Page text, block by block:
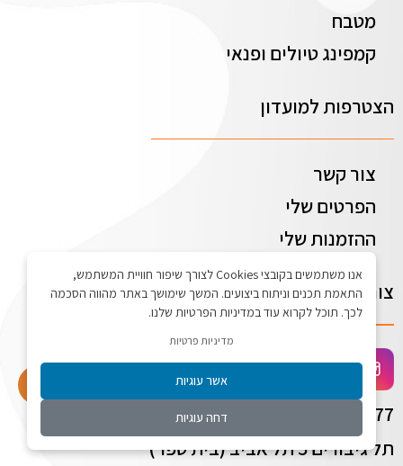
אנו משתמשים בקובצי Cookies לצורך שיפור חוויית המשתמש,
התאמת תכנים וניתוח ביצועים. המשך שימושך באתר מהווה הסכמה
לכך. תוכל לקרוא עוד במדיניות הפרטיות שלנו.
מדיניות פרטיות
אשר עוגיות
דחה עוגיות
מטבח
קמפינג טיולים ופנאי
הצטרפות למועדון
צור קשר
הפרטים שלי
ההזמנות שלי
צור קשר
072-2775577
תל גיבורים 5 תל אביב (בית טפר)